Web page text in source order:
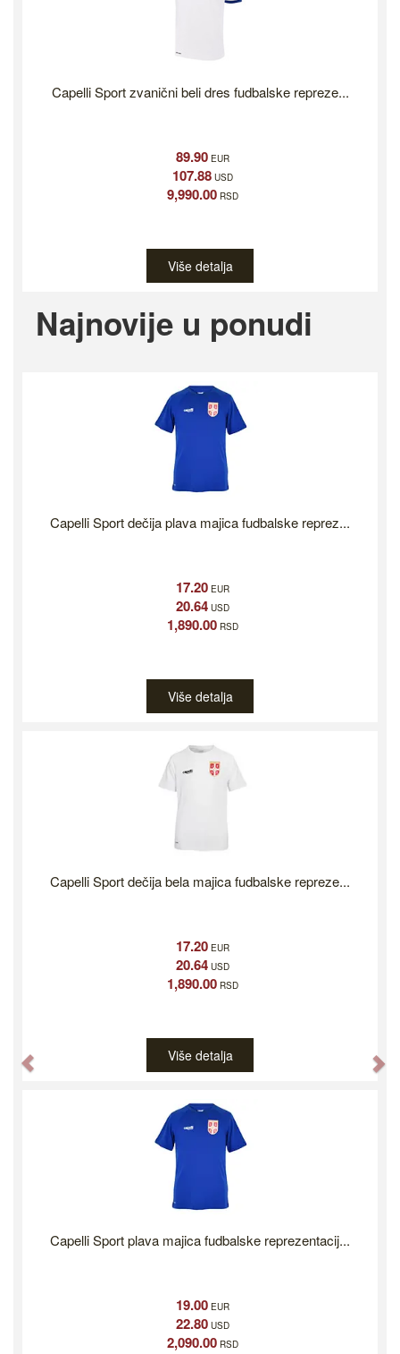
Capelli Sport zvanični beli dres fudbalske repreze...
89.90EUR
107.88USD
9,990.00RSD
Više detalja
Najnovije u ponudi
Capelli Sport dečija plava majica fudbalske reprez...
17.20EUR
20.64USD
1,890.00RSD
Više detalja
Capelli Sport dečija bela majica fudbalske repreze...
17.20EUR
20.64USD
1,890.00RSD
Više detalja
Capelli Sport plava majica fudbalske reprezentacij...
19.00EUR
22.80USD
2,090.00RSD
Previous